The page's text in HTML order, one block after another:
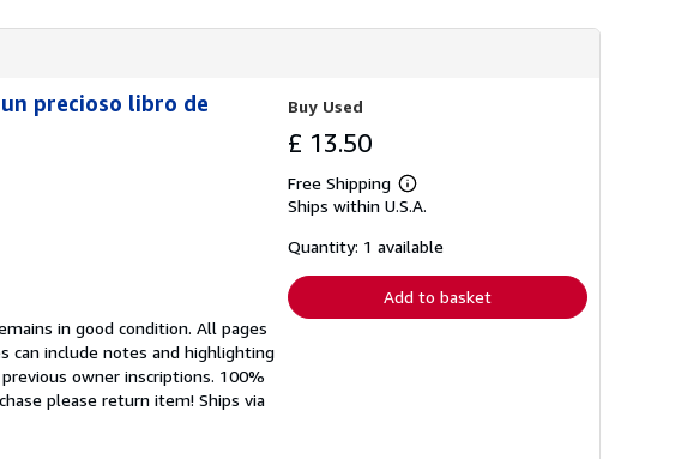
precioso libro de
in good condition. All pages
can include notes and highlighting
owner inscriptions. 100%
please return item! Ships via
Buy Used
£ 13.50
Free Shipping
Learn
more
shipping
Ships within U.S.A.
Quantity: 1 available
Add to basket